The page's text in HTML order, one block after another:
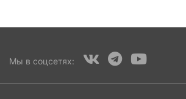
Мы в соцсетях: